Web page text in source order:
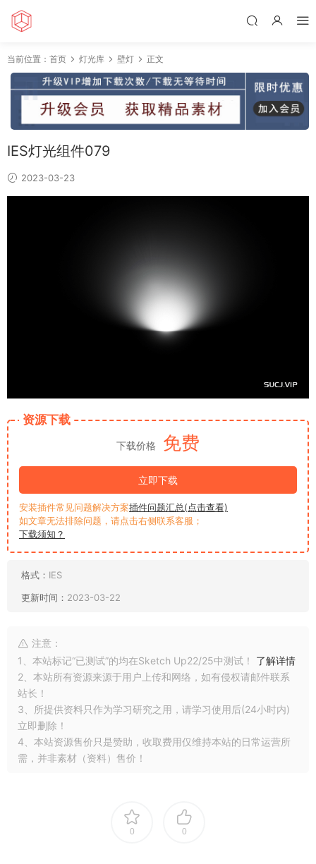
当前位置： 首页 灯光库 壁灯 正文
IES灯光组件079
2023-03-23
资源下载
下载价格 免费
立即下载
安装插件常见问题解决方案插件问题汇总(点击查看)
如文章无法排除问题，请点击右侧联系客服；
下载须知？
格式： IES
更新时间： 2023-03-22
注意：
1、本站标记“已测试”的均在Sketch Up22/25中测试！ 了解详情
2、本站所有资源来源于用户上传和网络，如有侵权请邮件联系
站长！
3、所提供资料只作为学习研究之用，请学习使用后(24小时内)
立即删除！
4、本站资源售价只是赞助，收取费用仅维持本站的日常运营所
需，并非素材（资料）售价！
0 0